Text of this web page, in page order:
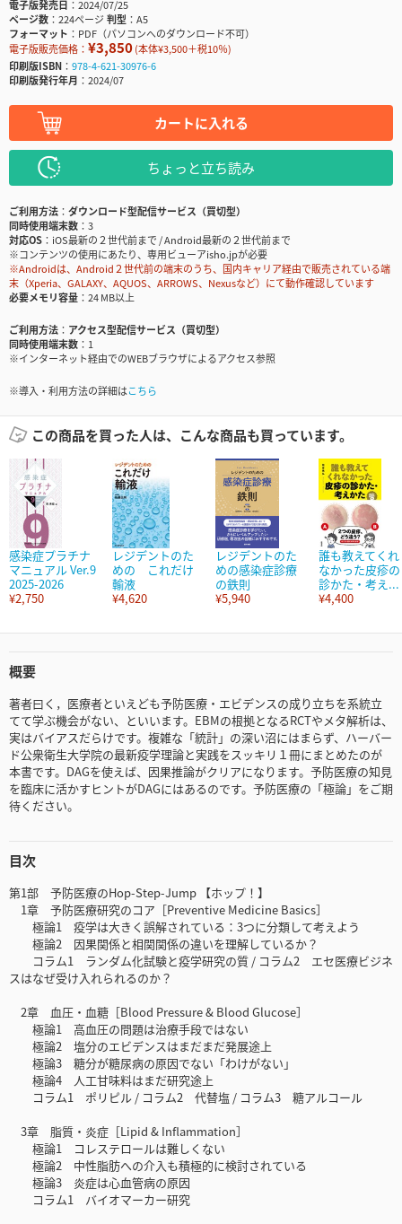
電子版発売日
2024/07/25
ページ数
224ページ判型
A5
フォーマット
PDF（パソコンへのダウンロード不可）
電子版販売価格： ¥3,850(本体¥3,500＋税10％)
印刷版ISBN
978-4-621-30976-6
印刷版発行年月
2024/07
カートに入れる
ちょっと立ち読み
ご利用方法
ダウンロード型配信サービス（買切型）
同時使用端末数
3
対応OS
iOS最新の２世代前まで / Android最新の２世代前まで
※コンテンツの使用にあたり、専用ビューアisho.jpが必要
※Androidは、Android２世代前の端末のうち、国内キャリア経由で販売されている端
末（Xperia、GALAXY、AQUOS、ARROWS、Nexusなど）にて動作確認しています
必要メモリ容量
24 MB以上
ご利用方法
アクセス型配信サービス（買切型）
同時使用端末数
1
※インターネット経由でのWEBブラウザによるアクセス参照
※導入・利用方法の詳細はこちら
この商品を買った人は、こんな商品も買っています。
感染症プラチナ
マニュアル Ver.9
2025-2026
¥2,750
レジデントのた
めの これだけ
輸液
¥4,620
レジデントのた
めの感染症診療
の鉄則
¥5,940
誰も教えてくれ
なかった皮疹の
診かた・考え...
¥4,400
概要
著者曰く，医療者といえども予防医療・エビデンスの成り立ちを系統立
てて学ぶ機会がない、といいます。EBMの根拠となるRCTやメタ解析は、
実はバイアスだらけです。複雑な「統計」の深い沼にはまらず、ハーバー
ド公衆衛生大学院の最新疫学理論と実践をスッキリ１冊にまとめたのが
本書です。DAGを使えば、因果推論がクリアになります。予防医療の知見
を臨床に活かすヒントがDAGにはあるのです。予防医療の「極論」をご期
待ください。
目次
第1部 予防医療のHop-Step-Jump 【ホップ！】
1章 予防医療研究のコア［Preventive Medicine Basics］
極論1 疫学は大きく誤解されている：3つに分類して考えよう
極論2 因果関係と相関関係の違いを理解しているか？
コラム1 ランダム化試験と疫学研究の質 / コラム2 エセ医療ビジネ
スはなぜ受け入れられるのか？
2章 血圧・血糖［Blood Pressure & Blood Glucose］
極論1 高血圧の問題は治療手段ではない
極論2 塩分のエビデンスはまだまだ発展途上
極論3 糖分が糖尿病の原因でない「わけがない」
極論4 人工甘味料はまだ研究途上
コラム1 ポリピル / コラム2 代替塩 / コラム3 糖アルコール
3章 脂質・炎症［Lipid & Inﬂammation］
極論1 コレステロールは難しくない
極論2 中性脂肪への介入も積極的に検討されている
極論3 炎症は心血管病の原因
コラム1 バイオマーカー研究